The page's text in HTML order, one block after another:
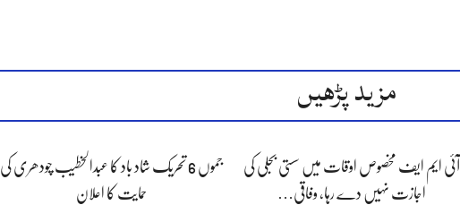
مزید پڑھیں
آئی ایم ایف مخصوص اوقات میں سستی بجلی کی
اجازت نہیں دے رہا، وفاقی…
جموں 6 تحریک شاد باد کا عبدالخطیب چودھری کی
حمایت کا اعلان